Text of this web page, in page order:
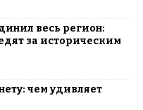
весь регион:
за историческим
чем удивляет